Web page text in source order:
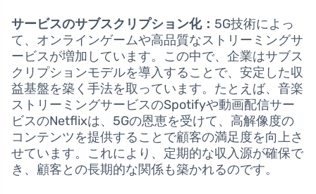
サービスのサブスクリプション化： 5G技術によっ
て、オンラインゲームや高品質なストリーミングサ
ービスが増加しています。この中で、企業はサブス
クリプションモデルを導入することで、安定した収
益基盤を築く手法を取っています。たとえば、音楽
ストリーミングサービスのSpotifyや動画配信サー
ビスのNetflixは、5Gの恩恵を受けて、高解像度の
コンテンツを提供することで顧客の満足度を向上さ
せています。これにより、定期的な収入源が確保で
き、顧客との長期的な関係も築かれるのです。